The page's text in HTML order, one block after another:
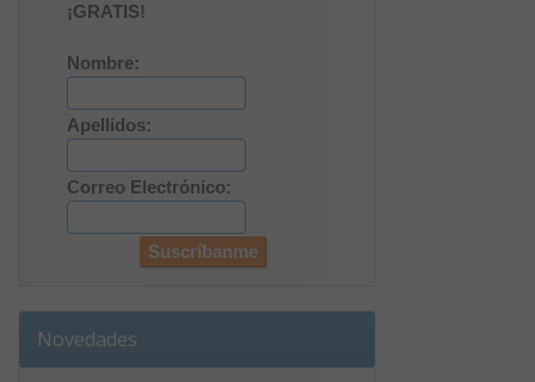
¡GRATIS!
Nombre:
Apellidos:
Correo Electrónico:
Novedades